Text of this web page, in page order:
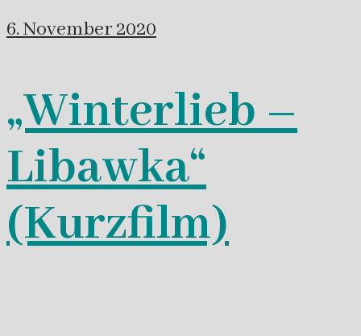
6. November 2020
„Winterlieb –
Libawka“
(Kurzfilm)